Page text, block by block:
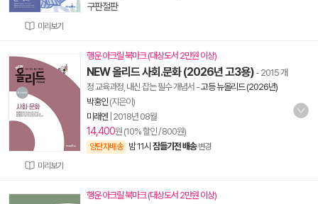
미리보기
구판절판
미리보기
행운 아크릴 북마크 (대상도서 2만원 이상)
NEW 올리드 사회.문화 (2026년 고3용) - 2015 개
정 교육과정, 내신 잡는 필수 개념서 -고등 뉴올리드 (2026년)
박홍인 (지은이)
미래엔 2018년 08월
14,400원 (10% 할인 / 800원)
양탄자배송 밤 11시 잠들기전 배송 변경
행운 아크릴 북마크 (대상도서 2만원 이상)